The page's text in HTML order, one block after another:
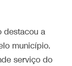
destacou a
município.
serviço do